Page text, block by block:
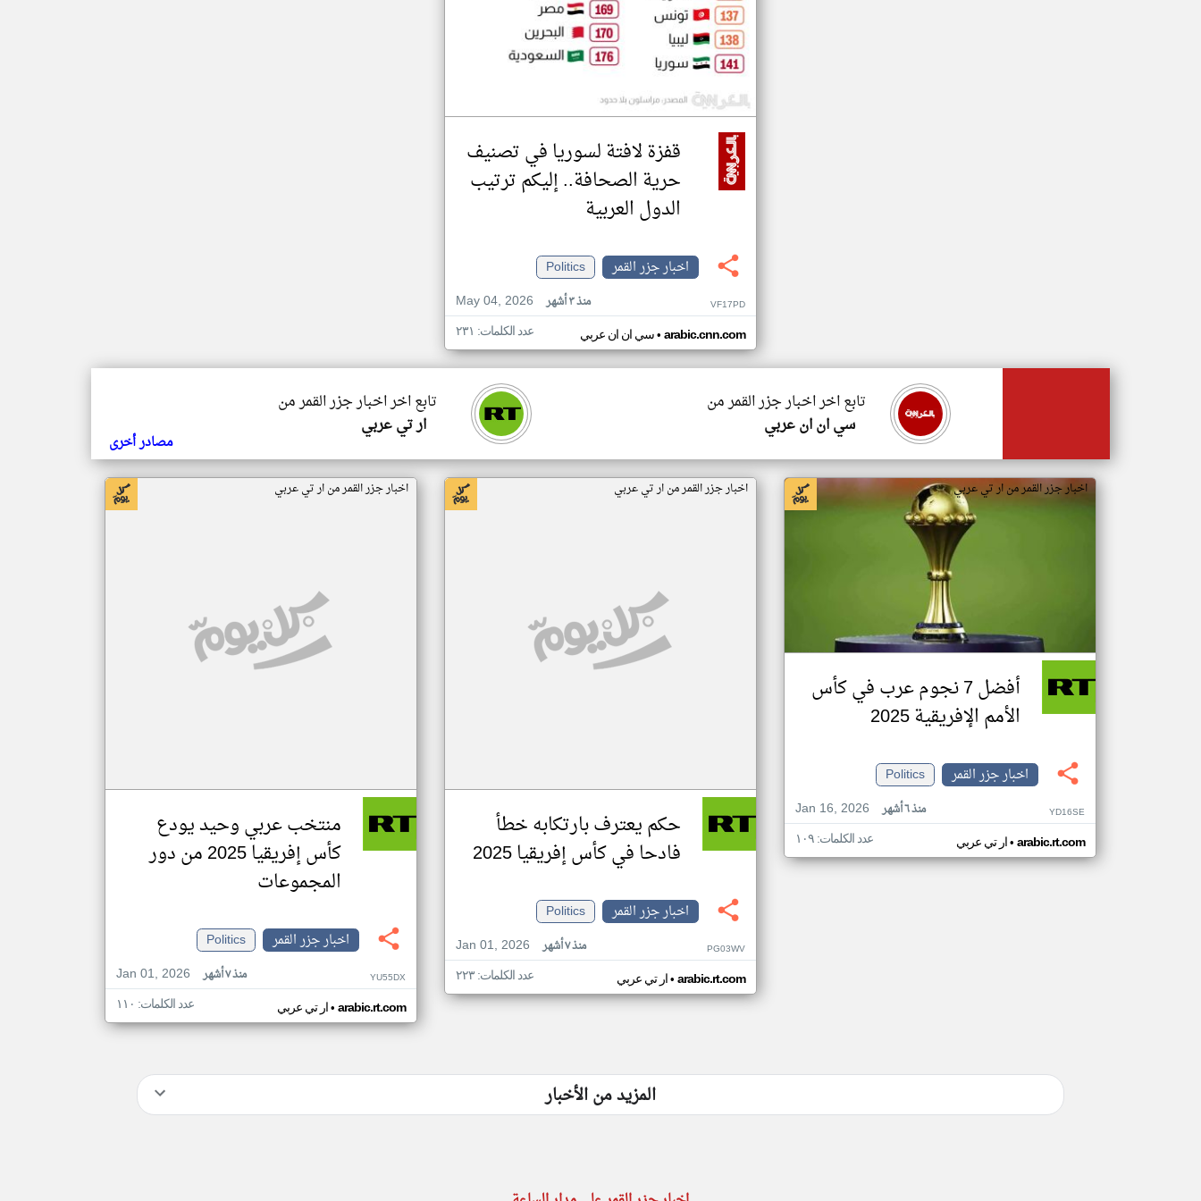
قفزة لافتة لسوريا في تصنيف
حرية الصحافة.. إليكم ترتيب
الدول العربية
اخبار جزر القمر
Politics
May 04, 2026
منذ ٣ أشهر VF17PD
سي ان ان عربي• arabic.cnn.com عدد الكلمات: ٢٣١
تابع اخر اخبار جزر القمر من
ار تي عربي
تابع اخر اخبار جزر القمر من
سي ان ان عربي
مصادر أخرى
اخبار جزر القمر من ار تي عربي
أفضل 7 نجوم عرب في كأس
الأمم الإفريقية 2025
اخبار جزر القمر
Politics
Jan 16, 2026
منذ ٦ أشهر YD16SE
ار تي عربي• arabic.rt.com عدد الكلمات: ١٠٩
اخبار جزر القمر من ار تي عربي
حكم يعترف بارتكابه خطأ
فادحا في كأس إفريقيا 2025
اخبار جزر القمر
Politics
Jan 01, 2026
منذ ٧ أشهر PG03WV
ار تي عربي• arabic.rt.com عدد الكلمات: ٢٢٣
اخبار جزر القمر من ار تي عربي
منتخب عربي وحيد يودع
كأس إفريقيا 2025 من دور
المجموعات
اخبار جزر القمر
Politics
Jan 01, 2026
منذ ٧ أشهر YU55DX
ار تي عربي• arabic.rt.com عدد الكلمات: ١١٠
المزيد من الأخبار